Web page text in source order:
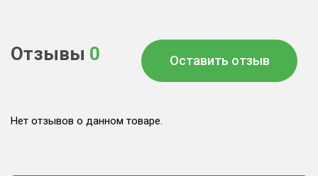
Отзывы 0 Оставить отзыв
Нет отзывов о данном товаре.